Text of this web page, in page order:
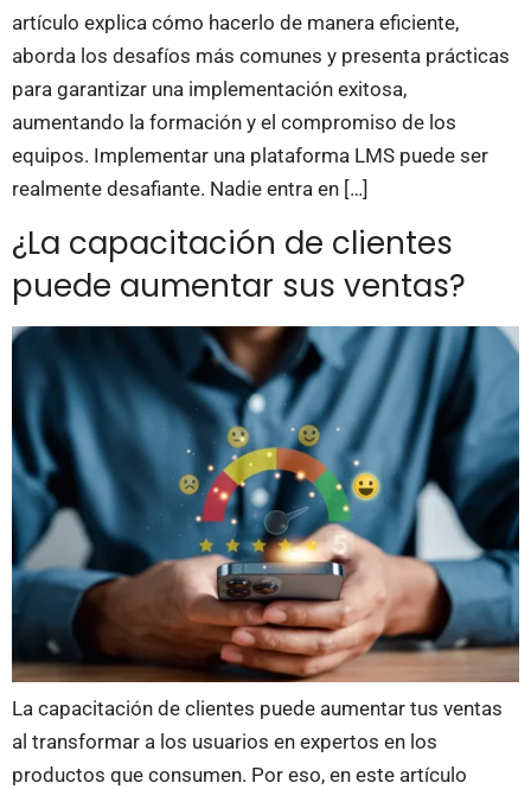
artículo explica cómo hacerlo de manera eficiente,
aborda los desafíos más comunes y presenta prácticas
para garantizar una implementación exitosa,
aumentando la formación y el compromiso de los
equipos. Implementar una plataforma LMS puede ser
realmente desafiante. Nadie entra en […]
¿La capacitación de clientes
puede aumentar sus ventas?
La capacitación de clientes puede aumentar tus ventas
al transformar a los usuarios en expertos en los
productos que consumen. Por eso, en este artículo